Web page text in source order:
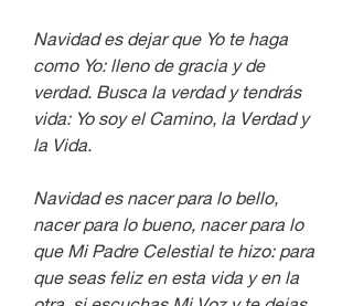
Navidad es dejar que Yo te haga
como Yo: lleno de gracia y de
verdad. Busca la verdad y tendrás
vida: Yo soy el Camino, la Verdad y
la Vida.
Navidad es nacer para lo bello,
nacer para lo bueno, nacer para lo
que Mi Padre Celestial te hizo: para
que seas feliz en esta vida y en la